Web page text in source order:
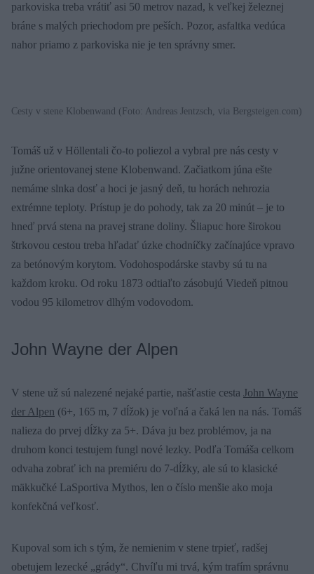
parkoviska treba vrátiť asi 50 metrov nazad, k veľkej železnej
bráne s malých priechodom pre peších. Pozor, asfaltka vedúca
nahor priamo z parkoviska nie je ten správny smer.
Cesty v stene Klobenwand (Foto: Andreas Jentzsch, via Bergsteigen.com)
Tomáš už v Höllentali čo-to poliezol a vybral pre nás cesty v
južne orientovanej stene Klobenwand. Začiatkom júna ešte
nemáme slnka dosť a hoci je jasný deň, tu horách nehrozia
extrémne teploty. Prístup je do pohody, tak za 20 minút – je to
hneď prvá stena na pravej strane doliny. Šliapuc hore širokou
štrkovou cestou treba hľadať úzke chodníčky začínajúce vpravo
za betónovým korytom. Vodohospodárske stavby sú tu na
každom kroku. Od roku 1873 odtiaľto zásobujú Viedeň pitnou
vodou 95 kilometrov dlhým vodovodom.
John Wayne der Alpen
V stene už sú nalezené nejaké partie, našťastie cesta John Wayne
der Alpen (6+, 165 m, 7 dĺžok) je voľná a čaká len na nás. Tomáš
nalieza do prvej dĺžky za 5+. Dáva ju bez problémov, ja na
druhom konci testujem fungl nové lezky. Podľa Tomáša celkom
odvaha zobrať ich na premiéru do 7-dĺžky, ale sú to klasické
mäkkučké LaSportiva Mythos, len o číslo menšie ako moja
konfekčná veľkosť.
Kupoval som ich s tým, že nemienim v stene trpieť, radšej
obetujem lezecké „grády“. Chvíľu mi trvá, kým trafím správnu